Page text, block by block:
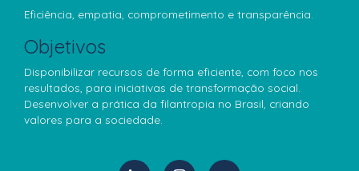
Eficiência, empatia, comprometimento e transparência.
Objetivos
Disponibilizar recursos de forma eficiente, com foco nos
resultados, para iniciativas de transformação social.
Desenvolver a prática da filantropia no Brasil, criando
valores para a sociedade.